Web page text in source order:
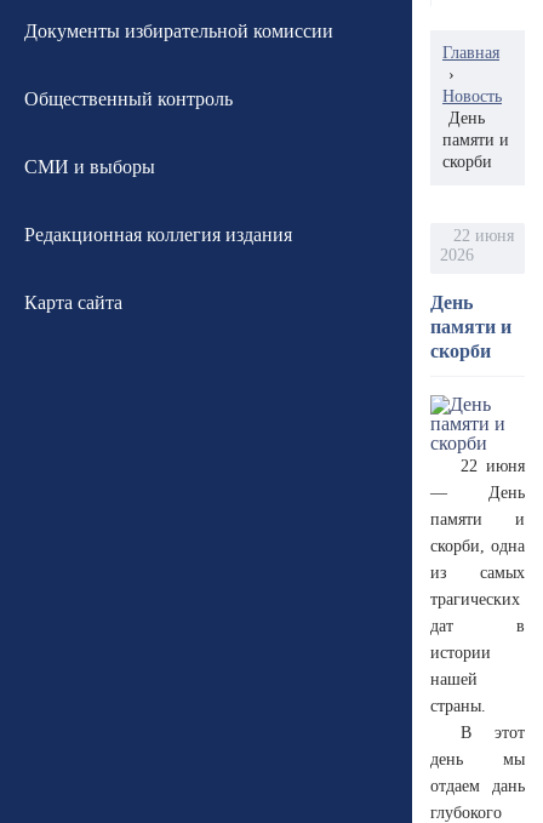
Документы избирательной комиссии
Общественный контроль
СМИ и выборы
Редакционная коллегия издания
Карта сайта
Главная
›
Новость
День
памяти и
скорби
22 июня
2026
День
памяти и
скорби
22 июня
— День
памяти и
скорби, одна
из самых
трагических
дат в
истории
нашей
страны.
В этот
день мы
отдаем дань
глубокого